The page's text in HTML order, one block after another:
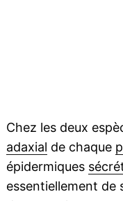
Chez les deux
adaxial de chaque
épidermiques
essentiellement de